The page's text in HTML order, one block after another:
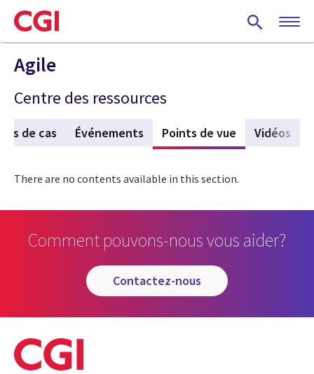
Skip
to
main
content
Agile
Centre des ressources
de cas Événements Points de vue (active tab)
Vidéos
There are no contents available in this section.
Comment pouvons-nous vous aider?
contactez-nous